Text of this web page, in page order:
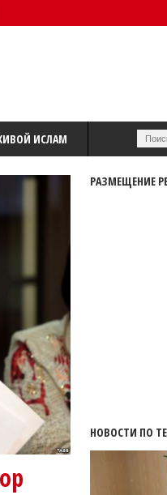
ИСЛАМ
РАЗМЕЩЕНИЕ
НОВОСТИ ПО